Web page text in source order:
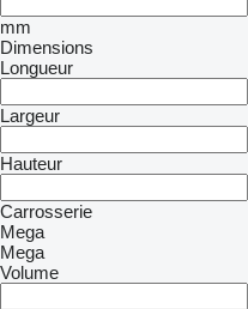
mm
Dimensions
Longueur
Largeur
Hauteur
Carrosserie
Mega
Mega
Volume